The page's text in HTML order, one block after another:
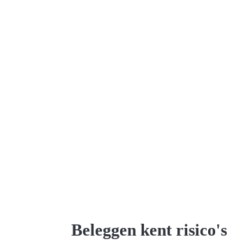
Beleggen kent risico's